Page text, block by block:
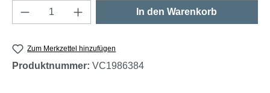
Produkt Anzahl: Gib den gewünschten
In den Warenkorb
Zum Merkzettel hinzufügen
Produktnummer: VC1986384